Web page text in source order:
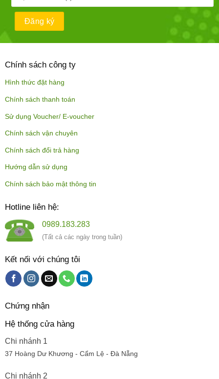
Chính sách công ty
Hình thức đặt hàng
Chính sách thanh toán
Sử dụng Voucher/ E-voucher
Chính sách vận chuyên
Chính sách đổi trả hàng
Hướng dẫn sử dụng
Chính sách bảo mật thông tin
Hotline liên hệ:
0989.183.283
(Tất cả các ngày trong tuần)
Kết nối với chúng tôi
Chứng nhận
Hệ thống cửa hàng
Chi nhánh 1
37 Hoàng Dư Khương - Cẩm Lệ - Đà Nẵng
Chi nhánh 2